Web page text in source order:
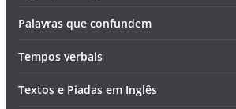
Palavras que confundem
Tempos verbais
Textos e Piadas em Inglês